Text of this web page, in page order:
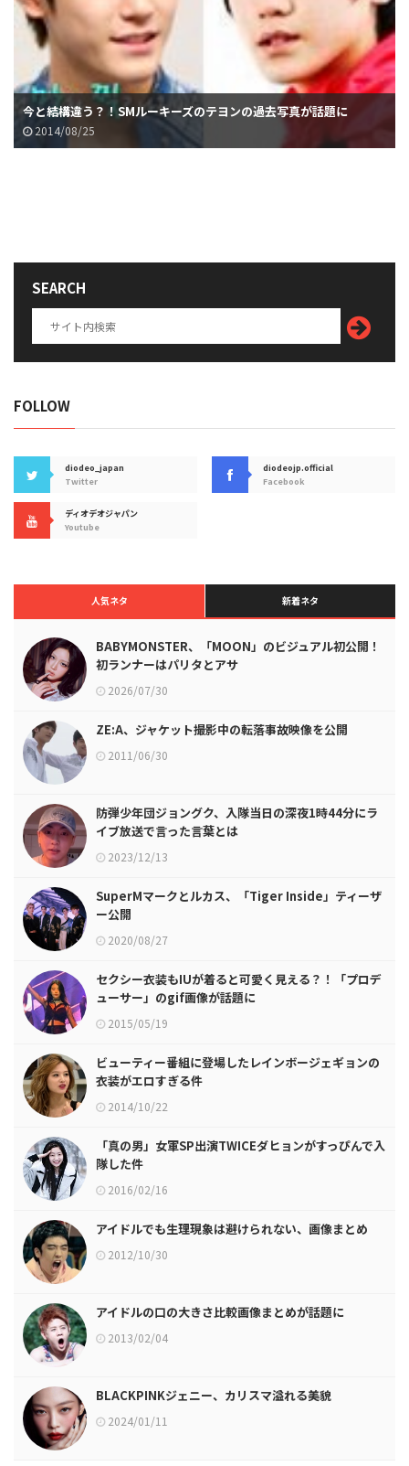
今と結構違う？！SMルーキーズのテヨンの過去写真が話題に
2014/08/25
SEARCH
FOLLOW
diodeo_japan
Twitter
diodeojp.official
Facebook
ディオデオジャパン
Youtube
人気ネタ 新着ネタ
BABYMONSTER、「MOON」のビジュアル初公開！
初ランナーはパリタとアサ
2026/07/30
ZE:A、ジャケット撮影中の転落事故映像を公開
2011/06/30
防弾少年団ジョングク、入隊当日の深夜1時44分にラ
イブ放送で言った言葉とは
2023/12/13
SuperMマークとルカス、「Tiger Inside」ティーザ
ー公開
2020/08/27
セクシー衣装もIUが着ると可愛く見える？！「プロデ
ューサー」のgif画像が話題に
2015/05/19
ビューティー番組に登場したレインボージェギョンの
衣装がエロすぎる件
2014/10/22
「真の男」女軍SP出演TWICEダヒョンがすっぴんで入
隊した件
2016/02/16
アイドルでも生理現象は避けられない、画像まとめ
2012/10/30
アイドルの口の大きさ比較画像まとめが話題に
2013/02/04
BLACKPINKジェニー、カリスマ溢れる美貌
2024/01/11